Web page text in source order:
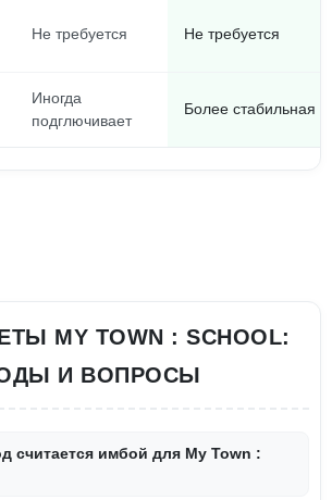
Не требуется Не требуется
Иногда
подглючивает
Более стабильная
MY TOWN : SCHOOL:
И ВОПРОСЫ
считается имбой для My Town :